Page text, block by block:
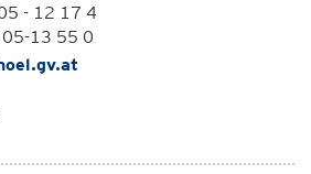
- 12 17 4
13 55 0